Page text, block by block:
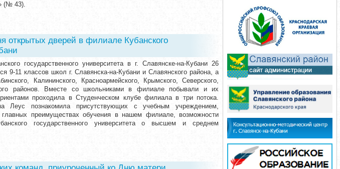
(№ 43).
дверей в филиале Кубанского
государственного университета в г. Славянске-на-Кубани 26
9-11 классов школ г. Славянска-на-Кубани и Славянского района, а
Калининского, Красноармейского, Крымского, Северского,
районов. Вместе со школьниками в филиале побывали и их
проходила в Студенческом клубе филиала в три потока.
Леус познакомила присутствующих с учебным учреждением,
преимуществах обучения в нашем филиале, возможности
государственного университета о высшем и среднем